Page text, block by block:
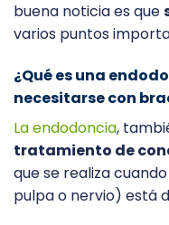
buena noticia es que
varios puntos
¿Qué es una
necesitarse con
La endodoncia,
tratamiento de
que se realiza
pulpa o nervio) está